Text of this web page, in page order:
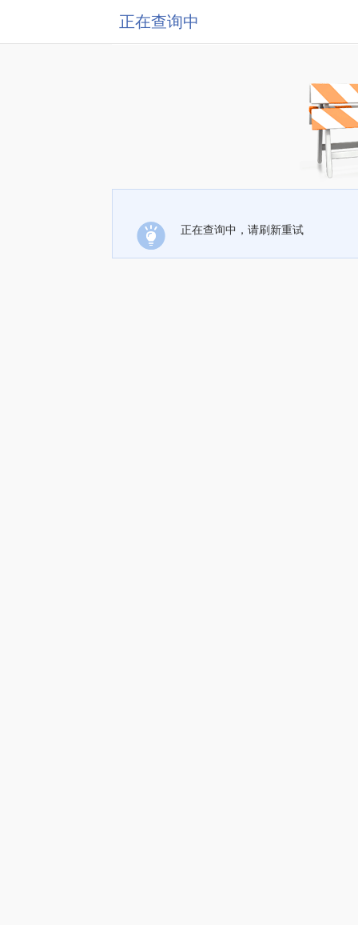
正在查询中
正在查询中，请刷新重试